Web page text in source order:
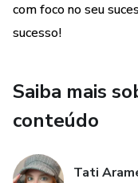
com foco no seu
sucesso!
Saiba mais
conteúdo
Tati